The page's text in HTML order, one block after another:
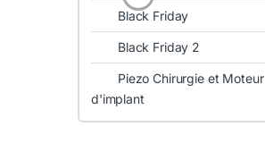
Black Friday
Black Friday 2
Piezo Chirurgie et Moteur
d'implant